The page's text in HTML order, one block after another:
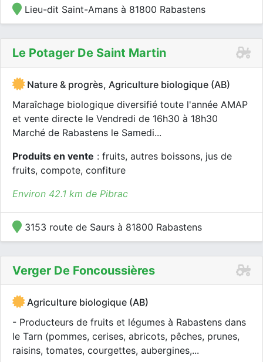
Lieu-dit Saint-Amans à 81800 Rabastens
Le Potager De Saint Martin
Nature & progrès, Agriculture biologique (AB)
Maraîchage biologique diversifié toute l'année AMAP
et vente directe le Vendredi de 16h30 à 18h30
Marché de Rabastens le Samedi...
Produits en vente : fruits, autres boissons, jus de
fruits, compote, confiture
Environ 42.1 km de Pibrac
3153 route de Saurs à 81800 Rabastens
Verger De Foncoussières
Agriculture biologique (AB)
- Producteurs de fruits et légumes à Rabastens dans
le Tarn (pommes, cerises, abricots, pêches, prunes,
raisins, tomates, courgettes, aubergines,...